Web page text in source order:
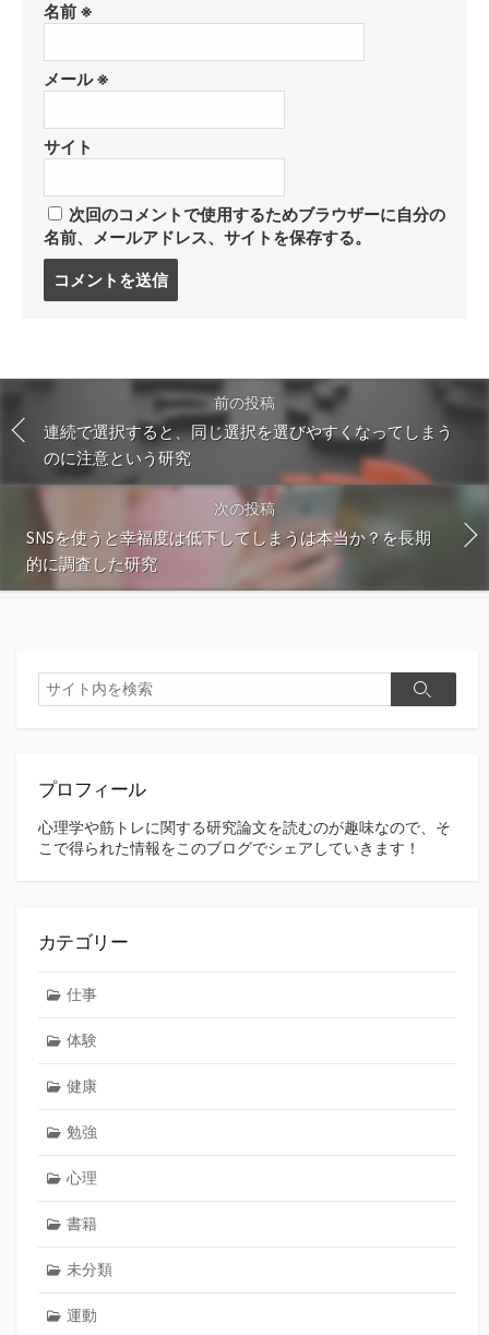
名前 ※
メール※
サイト
次回のコメントで使用するためブラウザーに自分の
名前、メールアドレス、サイトを保存する。
る
前の投稿
連続で選択すると、同じ選択を選びやすくなってしまう
のに注意という研究
次の投稿
SNSを使うと幸福度は低下してしまうは本当か？を長期
的に調査した研究
検
索
検
プロフィール
心理学や筋トレに関する研究論文を読むのが趣味なので、そ
こで得られた情報をこのブログでシェアしていきます！
カテゴリー
仕事
体験
健康
勉強
心理
書籍
未分類
運動